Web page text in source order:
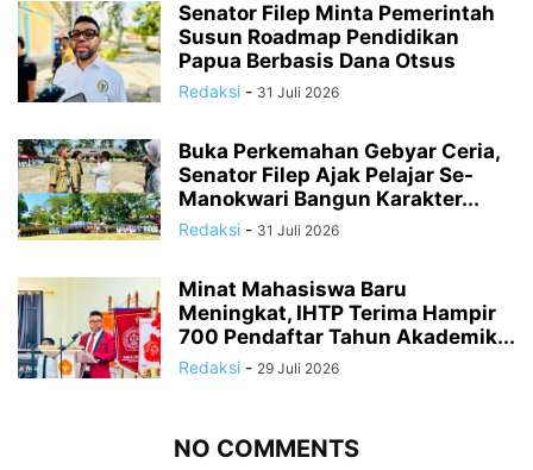
Senator Filep Minta Pemerintah
Susun Roadmap Pendidikan
Papua Berbasis Dana Otsus
Redaksi - 31 Juli 2026
Buka Perkemahan Gebyar Ceria,
Senator Filep Ajak Pelajar Se-
Manokwari Bangun Karakter...
Redaksi - 31 Juli 2026
Minat Mahasiswa Baru
Meningkat, IHTP Terima Hampir
700 Pendaftar Tahun Akademik...
Redaksi - 29 Juli 2026
NO COMMENTS